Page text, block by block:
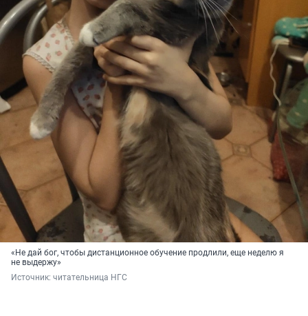
«Не дай бог, чтобы дистанционное обучение продлили, еще неделю я
не выдержу»
Источник: читательница НГС